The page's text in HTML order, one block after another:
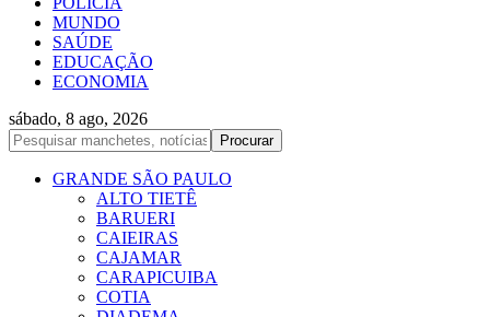
MUNDO
SAÚDE
EDUCAÇÃO
ECONOMIA
sábado, 8 ago, 2026
GRANDE SÃO PAULO
ALTO TIETÊ
BARUERI
CAIEIRAS
CAJAMAR
CARAPICUIBA
COTIA